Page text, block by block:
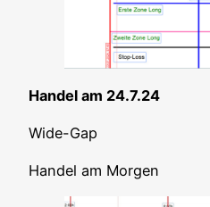
Han­del am 24.7.24
Wide-Gap
Han­del am Morgen